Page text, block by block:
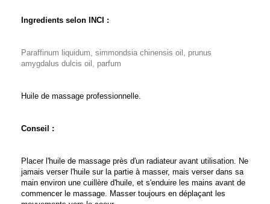
Ingredients selon INCI :
Paraffinum liquidum, simmondsia chinensis oil, prunus
amygdalus dulcis oil, parfum
Huile de massage professionnelle.
Conseil :
Placer l'huile de massage près d'un radiateur avant utilisation. Ne
jamais verser l'huile sur la partie à masser, mais verser dans sa
main environ une cuillère d'huile, et s'enduire les mains avant de
commencer le massage. Masser toujours en déplaçant les